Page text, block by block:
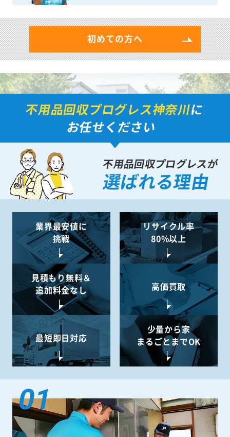
初めての方へ
不用品回収プログレス神奈川に
お任せください
不用品回収プログレスが
選ばれる理由
業界最安値に
挑戦
リサイクル率
80%以上
見積もり無料＆
追加料金なし
高価買取
最短即日対応
少量から家
まるごとまでOK